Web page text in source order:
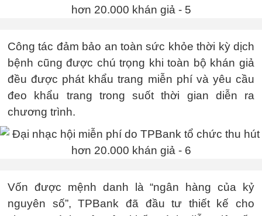
Công tác đảm bảo an toàn sức khỏe thời kỳ dịch
bệnh cũng được chú trọng khi toàn bộ khán giả
đều được phát khẩu trang miễn phí và yêu cầu
đeo khẩu trang trong suốt thời gian diễn ra
chương trình.
Vốn được mệnh danh là “ngân hàng của kỷ
nguyên số”, TPBank đã đầu tư thiết kế cho